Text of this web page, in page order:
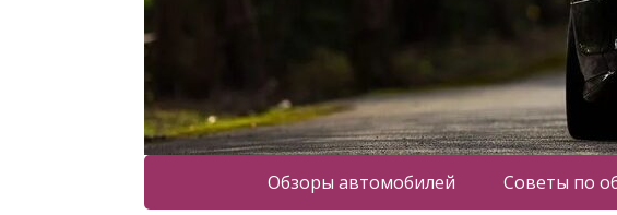
Обзоры автомобилей Советы по